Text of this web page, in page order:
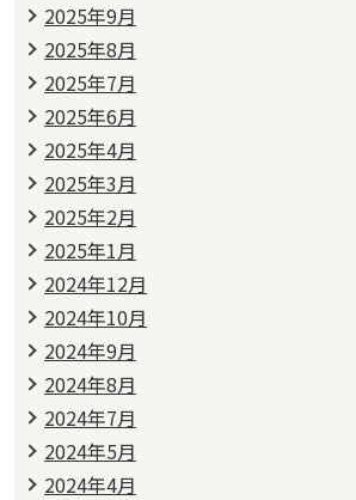
2025年9月
2025年8月
2025年7月
2025年6月
2025年4月
2025年3月
2025年2月
2025年1月
2024年12月
2024年10月
2024年9月
2024年8月
2024年7月
2024年5月
2024年4月